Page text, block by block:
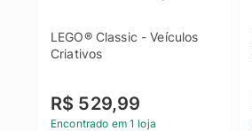
LEGO® Classic - Veículos
Criativos
R$ 529,99
Encontrado em 1 loja